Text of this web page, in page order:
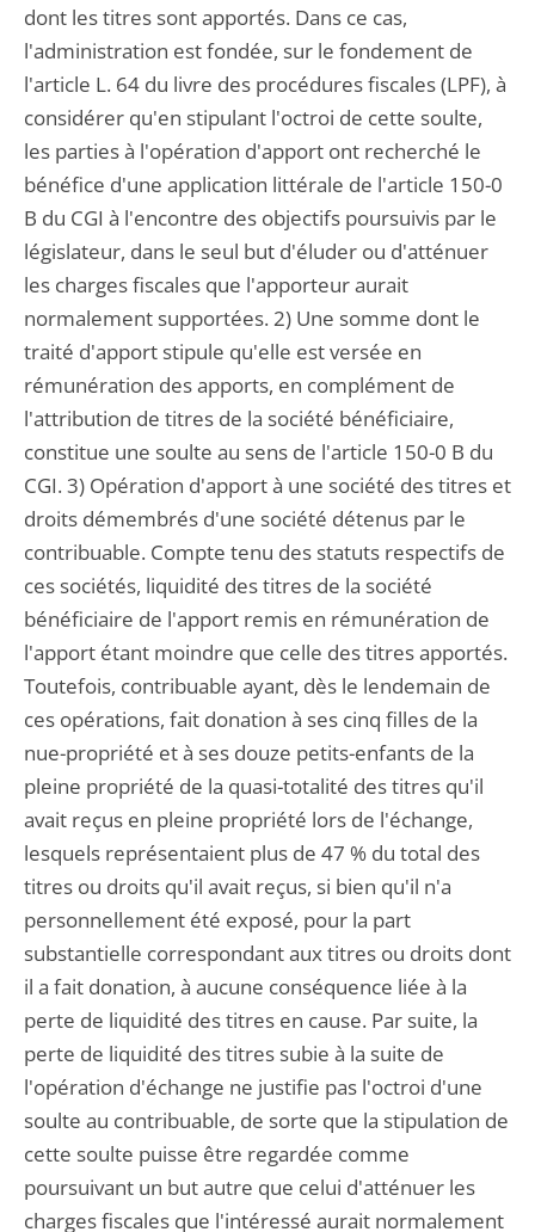
dont les titres sont apportés. Dans ce cas,
l'administration est fondée, sur le fondement de
l'article L. 64 du livre des procédures fiscales (LPF), à
considérer qu'en stipulant l'octroi de cette soulte,
les parties à l'opération d'apport ont recherché le
bénéfice d'une application littérale de l'article 150-0
B du CGI à l'encontre des objectifs poursuivis par le
législateur, dans le seul but d'éluder ou d'atténuer
les charges fiscales que l'apporteur aurait
normalement supportées. 2) Une somme dont le
traité d'apport stipule qu'elle est versée en
rémunération des apports, en complément de
l'attribution de titres de la société bénéficiaire,
constitue une soulte au sens de l'article 150-0 B du
CGI. 3) Opération d'apport à une société des titres et
droits démembrés d'une société détenus par le
contribuable. Compte tenu des statuts respectifs de
ces sociétés, liquidité des titres de la société
bénéficiaire de l'apport remis en rémunération de
l'apport étant moindre que celle des titres apportés.
Toutefois, contribuable ayant, dès le lendemain de
ces opérations, fait donation à ses cinq filles de la
nue-propriété et à ses douze petits-enfants de la
pleine propriété de la quasi-totalité des titres qu'il
avait reçus en pleine propriété lors de l'échange,
lesquels représentaient plus de 47 % du total des
titres ou droits qu'il avait reçus, si bien qu'il n'a
personnellement été exposé, pour la part
substantielle correspondant aux titres ou droits dont
il a fait donation, à aucune conséquence liée à la
perte de liquidité des titres en cause. Par suite, la
perte de liquidité des titres subie à la suite de
l'opération d'échange ne justifie pas l'octroi d'une
soulte au contribuable, de sorte que la stipulation de
cette soulte puisse être regardée comme
poursuivant un but autre que celui d'atténuer les
charges fiscales que l'intéressé aurait normalement